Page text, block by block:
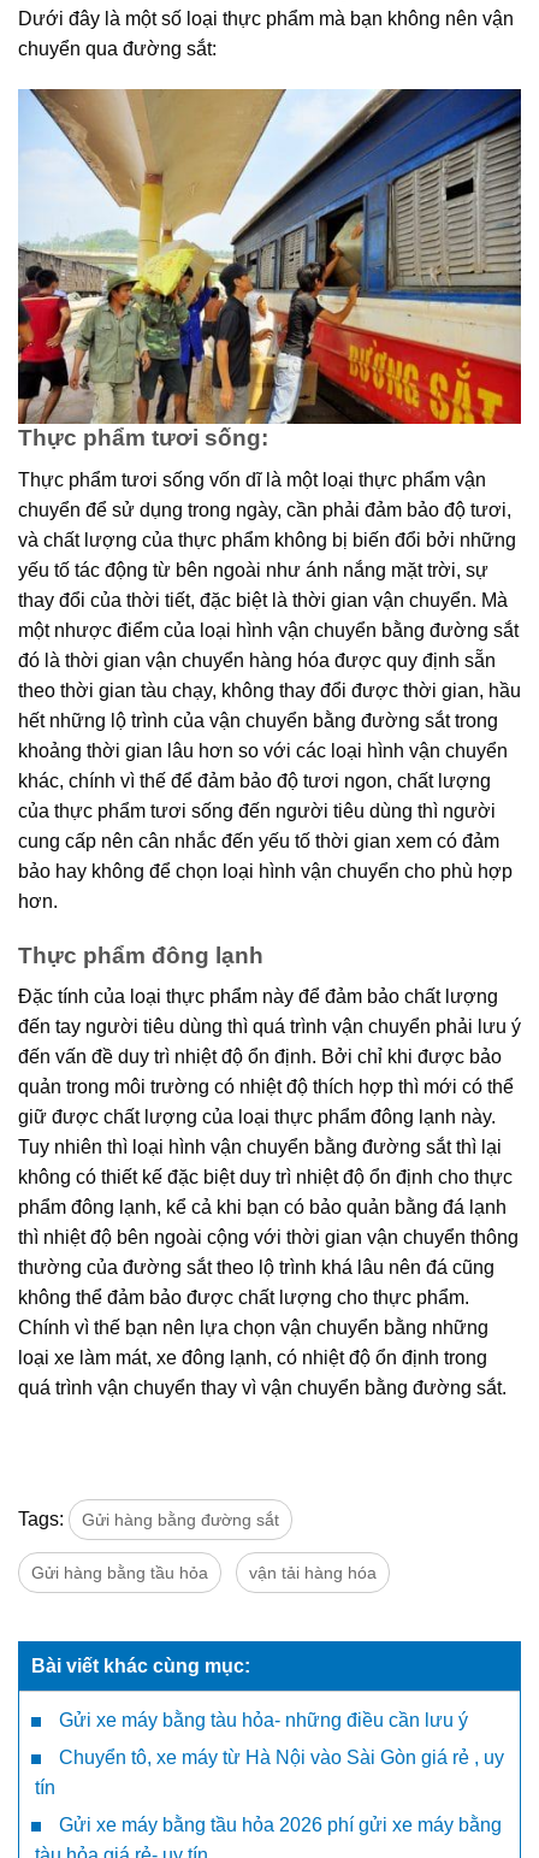
Dưới đây là một số loại thực phẩm mà bạn không nên vận
chuyển qua đường sắt:
Thực phẩm tươi sống:
Thực phẩm tươi sống vốn dĩ là một loại thực phẩm vận
chuyển để sử dụng trong ngày, cần phải đảm bảo độ tươi,
và chất lượng của thực phẩm không bị biến đổi bởi những
yếu tố tác động từ bên ngoài như ánh nắng mặt trời, sự
thay đổi của thời tiết, đặc biệt là thời gian vận chuyển. Mà
một nhược điểm của loại hình vận chuyển bằng đường sắt
đó là thời gian vận chuyển hàng hóa được quy định sẵn
theo thời gian tàu chạy, không thay đổi được thời gian, hầu
hết những lộ trình của vận chuyển bằng đường sắt trong
khoảng thời gian lâu hơn so với các loại hình vận chuyển
khác, chính vì thế để đảm bảo độ tươi ngon, chất lượng
của thực phẩm tươi sống đến người tiêu dùng thì người
cung cấp nên cân nhắc đến yếu tố thời gian xem có đảm
bảo hay không để chọn loại hình vận chuyển cho phù hợp
hơn.
Thực phẩm đông lạnh
Đặc tính của loại thực phẩm này để đảm bảo chất lượng
đến tay người tiêu dùng thì quá trình vận chuyển phải lưu ý
đến vấn đề duy trì nhiệt độ ổn định. Bởi chỉ khi được bảo
quản trong môi trường có nhiệt độ thích hợp thì mới có thể
giữ được chất lượng của loại thực phẩm đông lạnh này.
Tuy nhiên thì loại hình vận chuyển bằng đường sắt thì lại
không có thiết kế đặc biệt duy trì nhiệt độ ổn định cho thực
phẩm đông lạnh, kể cả khi bạn có bảo quản bằng đá lạnh
thì nhiệt độ bên ngoài cộng với thời gian vận chuyển thông
thường của đường sắt theo lộ trình khá lâu nên đá cũng
không thể đảm bảo được chất lượng cho thực phẩm.
Chính vì thế bạn nên lựa chọn vận chuyển bằng những
loại xe làm mát, xe đông lạnh, có nhiệt độ ổn định trong
quá trình vận chuyển thay vì vận chuyển bằng đường sắt.
Tags: Gửi hàng bằng đường sắt
Gửi hàng bằng tầu hỏa vận tải hàng hóa
Bài viết khác cùng mục:
Gửi xe máy bằng tàu hỏa- những điều cần lưu ý
Chuyển tô, xe máy từ Hà Nội vào Sài Gòn giá rẻ , uy
tín
Gửi xe máy bằng tầu hỏa 2026 phí gửi xe máy bằng